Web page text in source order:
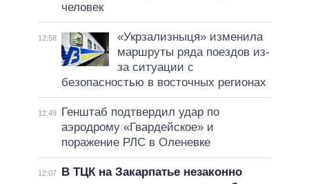
человек
12:58
«Укрзализныця» изменила
маршруты ряда поездов из-
за ситуации с
безопасностью в восточных регионах
12:49
Генштаб подтвердил удар по
аэродрому «Гвардейское» и
поражение РЛС в Оленевке
12:07
В ТЦК на Закарпатье незаконно